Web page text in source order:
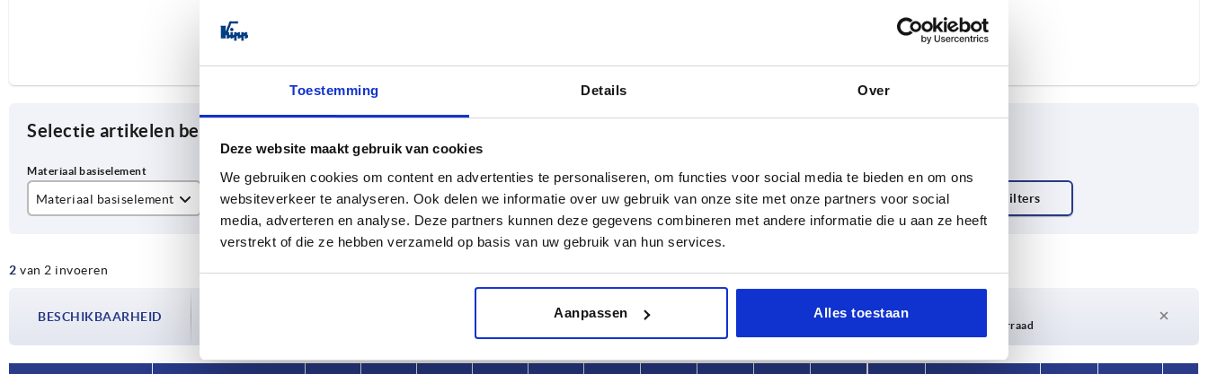
Toestemming Details Over
Deze website maakt gebruik van cookies
We gebruiken cookies om content en advertenties te personaliseren, om functies voor social media te bieden en om ons
websiteverkeer te analyseren. Ook delen we informatie over uw gebruik van onze site met onze partners voor social
media, adverteren en analyse. Deze partners kunnen deze gegevens combineren met andere informatie die u aan ze heeft
verstrekt of die ze hebben verzameld op basis van uw gebruik van hun services.
Aanpassen Alles toestaan
Selectie artikelen begrenzen
Materiaal basiselement
staal
A1 A2 B
2 van 2 invoeren TABEL VERGROTEN
BESCHIKBAARHEID
bijgewerkt. In de laatste stap voordat je je bestelling afrondt, word je geïnformeerd
Momenteel niet op voorraad